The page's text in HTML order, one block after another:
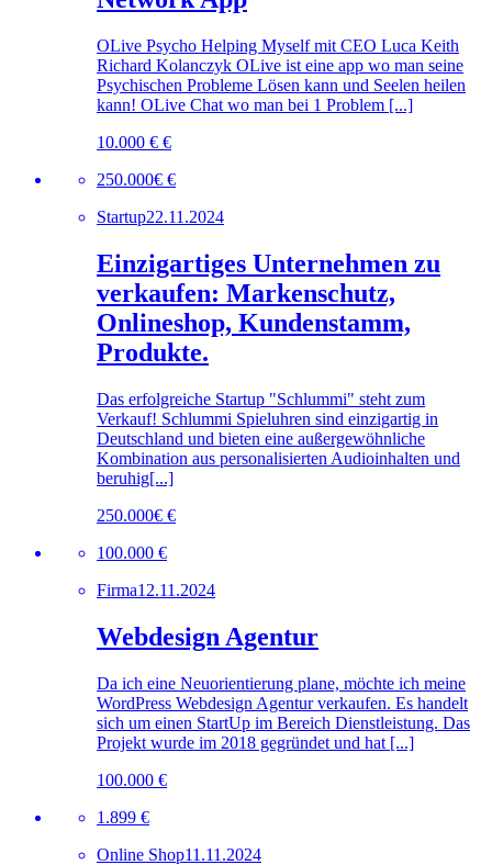
OLive Psycho Helping Myself mit CEO Luca Keith
Richard Kolanczyk OLive ist eine app wo man seine
Psychischen Probleme Lösen kann und Seelen heilen
kann! OLive Chat wo man bei 1 Problem [...]
10.000 € €
250.000€ €
Startup22.11.2024
Einzigartiges Unternehmen zu
verkaufen: Markenschutz,
Onlineshop, Kundenstamm,
Produkte.
Das erfolgreiche Startup "Schlummi" steht zum
Verkauf! Schlummi Spieluhren sind einzigartig in
Deutschland und bieten eine außergewöhnliche
Kombination aus personalisierten Audioinhalten und
beruhig[...]
250.000€ €
100.000 €
Firma12.11.2024
Webdesign Agentur
Da ich eine Neuorientierung plane, möchte ich meine
WordPress Webdesign Agentur verkaufen. Es handelt
sich um einen StartUp im Bereich Dienstleistung. Das
Projekt wurde im 2018 gegründet und hat [...]
100.000 €
1.899 €
Online Shop11.11.2024